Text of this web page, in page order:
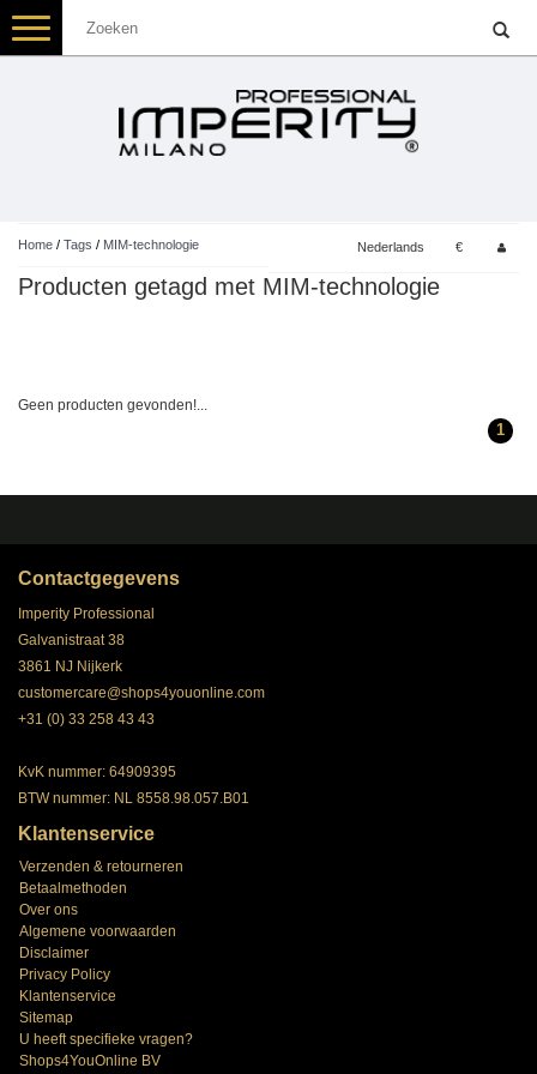
Toggle
navigation
Home / Tags / MIM-technologie Nederlands €
Producten getagd met MIM-technologie
Geen producten gevonden!...
1
Contactgegevens
Imperity Professional
Galvanistraat 38
3861 NJ Nijkerk
customercare@shops4youonline.com
+31 (0) 33 258 43 43
KvK nummer: 64909395
BTW nummer: NL 8558.98.057.B01
Klantenservice
Verzenden & retourneren
Betaalmethoden
Over ons
Algemene voorwaarden
Disclaimer
Privacy Policy
Klantenservice
Sitemap
U heeft specifieke vragen?
Shops4YouOnline BV